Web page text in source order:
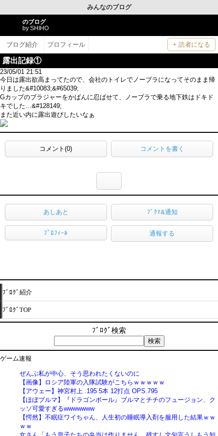
みんなのブログ
のブログ
by SHIHO
ブログ紹介 プロフィール + 読者になる
露出記録①
23/05/01 21:51
今日は露出欲高まってたので、会社のトイレでノーブラになってそのまま帰
りました&#10083;&#65039;
Gカップのブラジャーをかばんに忍ばせて、ノーブラで乗る地下鉄はドキド
キでした…&#128149;
また近い内に露出遊びしたいなぁ
コメント(0) コメントを書く
あしあと ﾌﾞｸﾏ&通知
ﾌﾟﾛﾌｨｰﾙ 通報する
ﾌﾞﾛｸﾞ紹介
ﾌﾞﾛｸﾞTOP
ﾌﾞﾛｸﾞ検索
ゲーム速報
ぜんぶ私が中心、そう思われたくないのに
【画像】ロシア陸軍の入隊試験がこちらｗｗｗｗｗ
【アウェー】神宮村上 .195 5本 12打点 OPS.795
【ほぼブルマ】『ドラゴンボール』ブルマとチチのフュージョン、ク
ッソ可愛すぎるwwwwwww
【愕然】不眠症ワイちゃん、人生初の睡眠導入剤を服用した結果ｗｗ
ｗｗ
女さん「もう息子たちの弁当は作りません。残すし文句言うしもう知